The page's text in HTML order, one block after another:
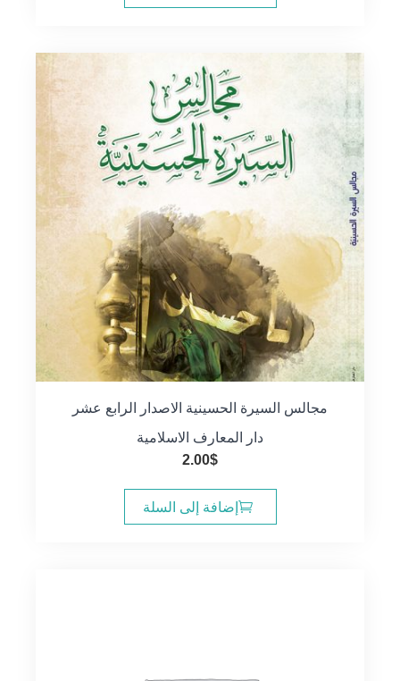
مجالس السيرة الحسينية الاصدار الرابع عشر
دار المعارف الاسلامية
2.00$
إضافة إلى السلة